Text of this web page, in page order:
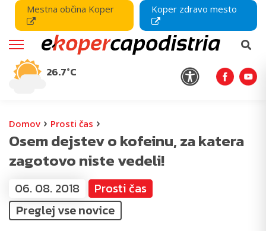
Mestna občina Koper Koper zdravo mesto
26.7°C
Domov › Prosti čas ›
Osem dejstev o kofeinu, za katera
zagotovo niste vedeli!
06. 08. 2018
Prosti čas
Preglej vse novice